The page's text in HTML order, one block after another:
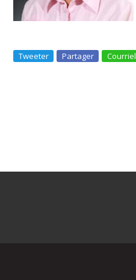
Tweeter Partager Courriel